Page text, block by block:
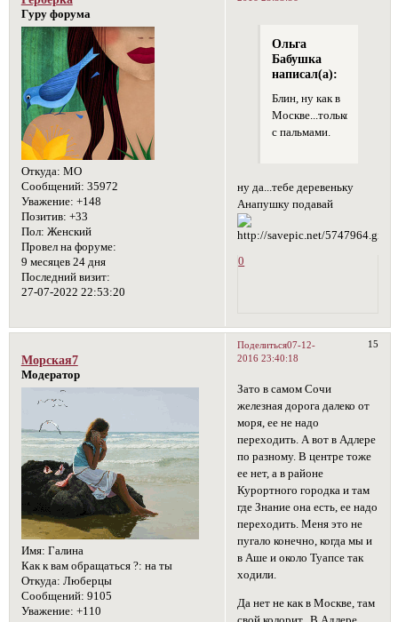
Гуру форума
Откуда: МО
Сообщений: 35972
Уважение: +148
Позитив: +33
Пол: Женский
Провел на форуме:
9 месяцев 24 дня
Последний визит:
27-07-2022 22:53:20
Ольга
Бабушка
написал(а):
Блин, ну как в
Москве...только
с пальмами.
ну да...тебе деревеньку
Анапушку подавай
0
Поделиться 15
07-12-
2016 23:40:18
Морская7
Модератор
Имя: Галина
Как к вам обращаться ?: на ты
Откуда: Люберцы
Сообщений: 9105
Уважение: +110
Зато в самом Сочи
железная дорога далеко от
моря, ее не надо
переходить. А вот в Адлере
по разному. В центре тоже
ее нет, а в районе
Курортного городка и там
где Знание она есть, ее надо
переходить. Меня это не
пугало конечно, когда мы и
в Аше и около Туапсе так
ходили.
Да нет не как в Москве, там